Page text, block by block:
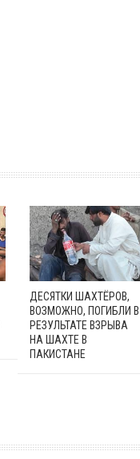
ДЕСЯТКИ ШАХТЁРОВ,
ВОЗМОЖНО, ПОГИБЛИ В
РЕЗУЛЬТАТЕ ВЗРЫВА
НА ШАХТЕ В
ПАКИСТАНЕ